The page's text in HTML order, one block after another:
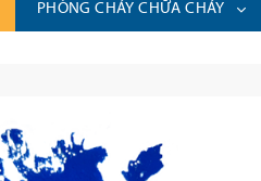
PHÒNG CHÁY CHỮA CHÁY